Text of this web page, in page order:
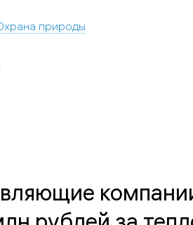
природы